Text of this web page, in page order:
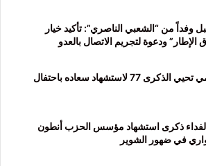
وفداً من “الشعبي الناصري”: تأكيد خيار
ودعوة لتجريم الاتصال بالعدو
منفذية عكار في القومي تحيي الذكرى 77 لاستشهاد سعاده باحتفال
ذكرى استشهاد مؤسس الحزب أنطون
في ضهور الشوير